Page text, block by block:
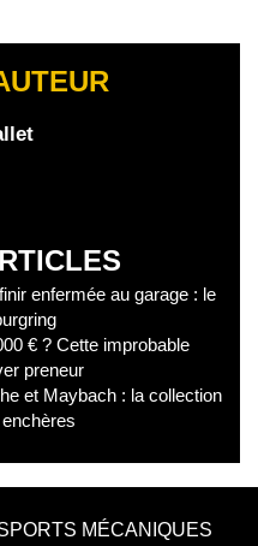
enfermée au garage : le
€ ? Cette improbable
preneur
et Maybach : la collection
MÉCANIQUES